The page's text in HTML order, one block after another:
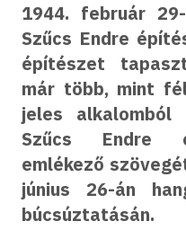
1944. február
Szűcs Endre
építészet
már több, mint
jeles alkalomból
Szűcs Endre
emlékező
június 26-án
búcsúztatásán.